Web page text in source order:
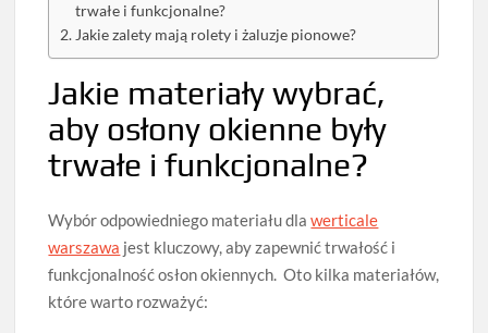
trwałe i funkcjonalne?
Jakie zalety mają rolety i żaluzje pionowe?
Jakie materiały wybrać,
aby osłony okienne były
trwałe i funkcjonalne?
Wybór odpowiedniego materiału dlawerticale
warszawa jest kluczowy, aby zapewnić trwałość i
funkcjonalność osłon okiennych. Oto kilka materiałów,
które warto rozważyć: